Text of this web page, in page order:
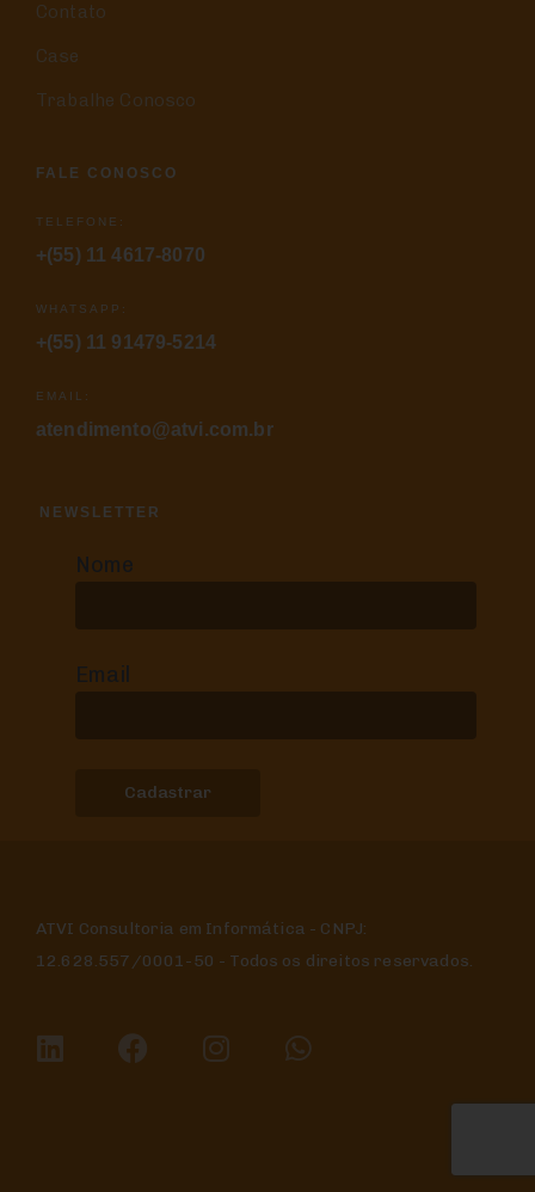
Contato
Case
Trabalhe Conosco
FALE CONOSCO
TELEFONE:
+(55) 11 4617-8070
WHATSAPP:
+(55) 11 91479-5214
EMAIL:
atendimento@atvi.com.br
NEWSLETTER
Nome
Email
ATVI Consultoria em Informática - CNPJ:
12.628.557/0001-50 - Todos os direitos reservados.